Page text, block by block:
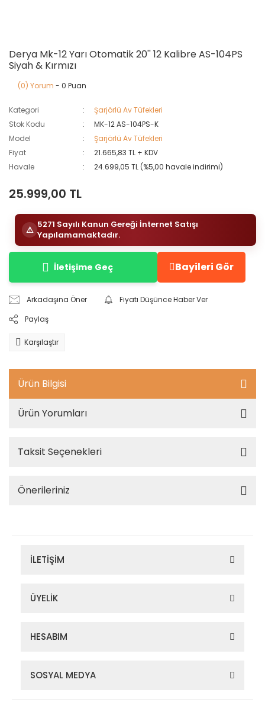
Derya Mk-12 Yarı Otomatik 20'' 12 Kalibre AS-104PS
Siyah & Kırmızı
(0) Yorum - 0 Puan
Kategori
Şarjörlü Av Tüfekleri
Stok Kodu
MK-12 AS-104PS-K
Model
Şarjörlü Av Tüfekleri
Fiyat
21.665,83 TL + KDV
Havale
24.699,05 TL (%5,00 havale indirimi)
25.999,00 TL
⚠ 5271 Sayılı Kanun Gereği İnternet Satışı
Yapılamamaktadır.
İletişime Geç Bayileri Gör
Arkadaşına Öner
Fiyatı Düşünce Haber Ver
Paylaş
Karşılaştır
Ürün Bilgisi
Ürün Yorumları
Taksit Seçenekleri
Önerileriniz
İLETİŞİM
ÜYELİK
HESABIM
SOSYAL MEDYA